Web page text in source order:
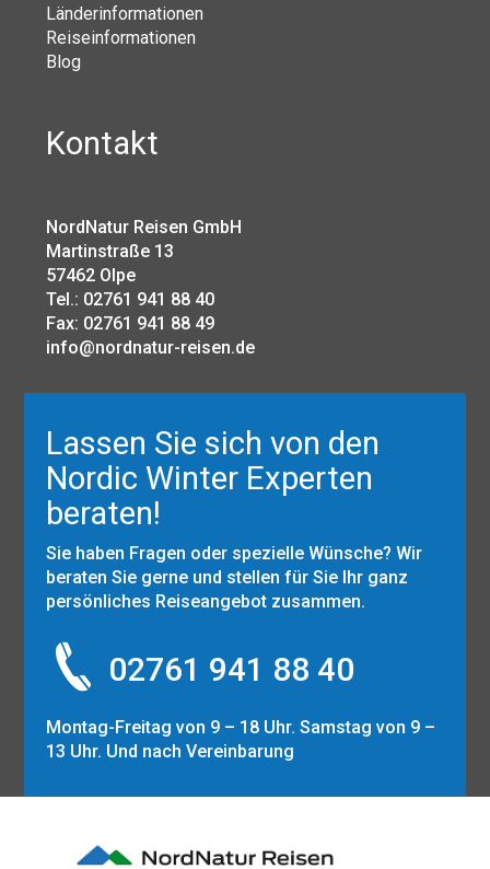
Länderinformationen
Reiseinformationen
Blog
Kontakt
NordNatur Reisen GmbH
Martinstraße 13
57462 Olpe
Tel.: 02761 941 88 40
Fax: 02761 941 88 49
info@nordnatur-reisen.de
Lassen Sie sich von den
Nordic Winter Experten
beraten!
Sie haben Fragen oder spezielle Wünsche? Wir
beraten Sie gerne und stellen für Sie Ihr ganz
persönliches Reiseangebot zusammen.
02761 941 88 40
Montag-Freitag von 9 – 18 Uhr. Samstag von 9 –
13 Uhr. Und nach Vereinbarung